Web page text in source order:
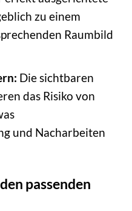
zu einem
Raumbild
Die sichtbaren
das Risiko von
und Nacharbeiten
passenden